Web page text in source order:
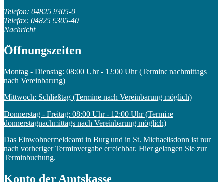
Telefon: 04825 9305-0
Telefax: 04825 9305-40
Nachricht
Öffnungszeiten
Montag - Dienstag: 08:00 Uhr - 12:00 Uhr (Termine nachmittags
nach Vereinbarung)
Mittwoch: Schließtag (Termine nach Vereinbarung möglich)
Donnerstag - Freitag: 08:00 Uhr - 12:00 Uhr (Termine
donnerstagnachmittags nach Vereinbarung möglich)
Das Einwohnermeldeamt in Burg und in St. Michaelisdonn ist nur
nach vorheriger Terminvergabe erreichbar. Hier gelangen Sie zur
Terminbuchung.
Konto der Amtskasse